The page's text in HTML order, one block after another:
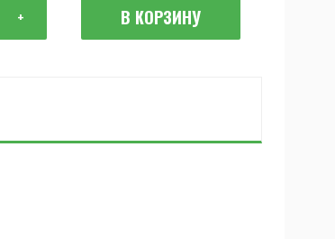
+ В КОРЗИНУ